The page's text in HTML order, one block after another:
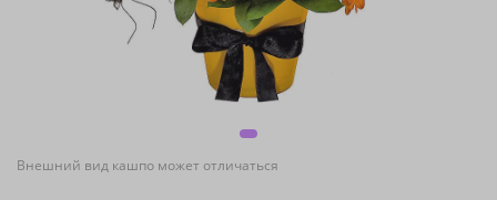
Внешний вид кашпо может отличаться